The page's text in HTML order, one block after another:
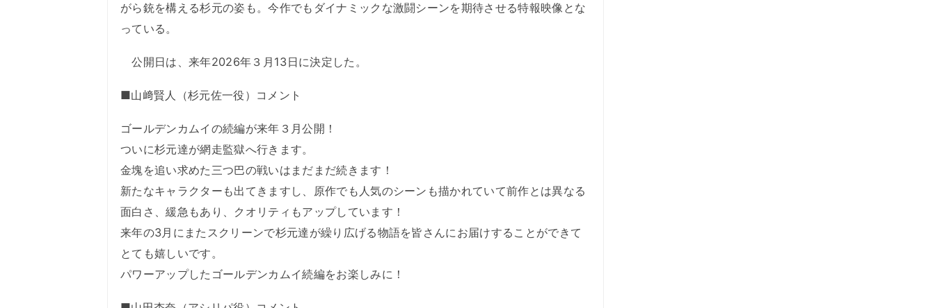
がら銃を構える杉元の姿も。今作でもダイナミックな激闘シーンを期待させる特報映像とな
っている。
公開日は、来年2026年３月13日に決定した。
■山﨑賢人（杉元佐一役）コメント
ゴールデンカムイの続編が来年３月公開！
ついに杉元達が網走監獄へ行きます。
金塊を追い求めた三つ巴の戦いはまだまだ続きます！
新たなキャラクターも出てきますし、原作でも人気のシーンも描かれていて前作とは異なる
面白さ、緩急もあり、クオリティもアップしています！
来年の3月にまたスクリーンで杉元達が繰り広げる物語を皆さんにお届けすることができて
とても嬉しいです。
パワーアップしたゴールデンカムイ続編をお楽しみに！